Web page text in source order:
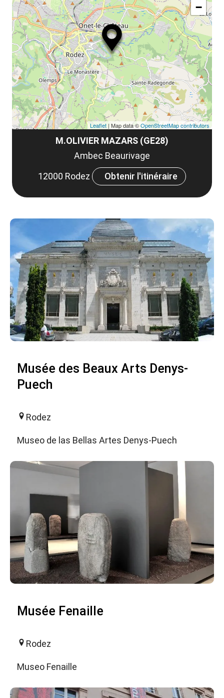
M.OLIVIER MAZARS (GE28)
Ambec Beaurivage
12000 Rodez
Obtenir l'itinéraire
−
Leaflet | Map data ©OpenStreetMap contributors
Musée des Beaux Arts Denys-
Puech
Rodez
Museo de las Bellas Artes Denys-Puech
Musée Fenaille
Rodez
Museo Fenaille